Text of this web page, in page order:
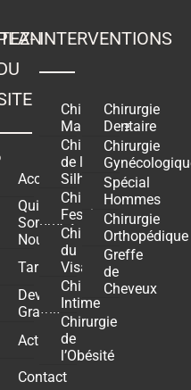
Accueil
Qui
Sommes-
Nous ?
Tarifs
Devis
Gratuit
Actualités
Contact
INTERVENTIONS
Chirurgie
Mammaire
Chirurgie
de la
Silhouette
Chirurgie
Fessier
Chirurgie
du
Visage
Chirurgie
Intime
Chirurgie
de
l’Obésité
Chirurgie
Dentaire
Chirurgie
Spécial
Hommes
Chirurgie
Orthopédique
Greffe
de
Cheveux